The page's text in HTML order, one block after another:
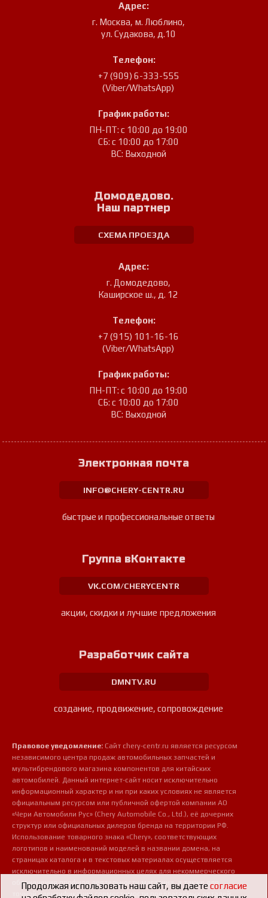
Адрес:
г. Москва, м. Люблино,
ул. Судакова, д.10
Телефон:
+7 (909) 6-333-555
(Viber/WhatsApp)
График работы:
ПН-ПТ: с 10:00 до 19:00
СБ: с 10:00 до 17:00
ВС: Выходной
Домодедово.
Наш партнер
СХЕМА ПРОЕЗДА
Адрес:
г. Домодедово,
Каширское ш., д. 12
Телефон:
+7 (915) 101-16-16
(Viber/WhatsApp)
График работы:
ПН-ПТ: с 10:00 до 19:00
СБ: с 10:00 до 17:00
ВС: Выходной
Электронная почта
INFO@CHERY-CENTR.RU
быстрые и профессиональные ответы
Группа вКонтакте
VK.COM/CHERYCENTR
акции, скидки и лучшие предложения
Разработчик сайта
DMNTV.RU
создание, продвижение, сопровождение
Правовое уведомление: Сайт chery-centr.ru является ресурсом
независимого центра продаж автомобильных запчастей и
мультибрендового магазина компонентов для китайских
автомобилей. Данный интернет-сайт носит исключительно
информационный характер и ни при каких условиях не является
официальным ресурсом или публичной офертой компании АО
«Чери Автомобили Рус» (Chery Automobile Co., Ltd.), её дочерних
структур или официальных дилеров бренда на территории РФ.
Использование товарного знака «Chery», соответствующих
логотипов и наименований моделей в названии домена, на
страницах каталога и в текстовых материалах осуществляется
исключительно в информационных целях для некоммерческого
обозначения профиля деятельности магазина, а также для
точной идентификации совместимости предлагаемых деталей,
Продолжая использовать наш сайт, вы даетесогласие